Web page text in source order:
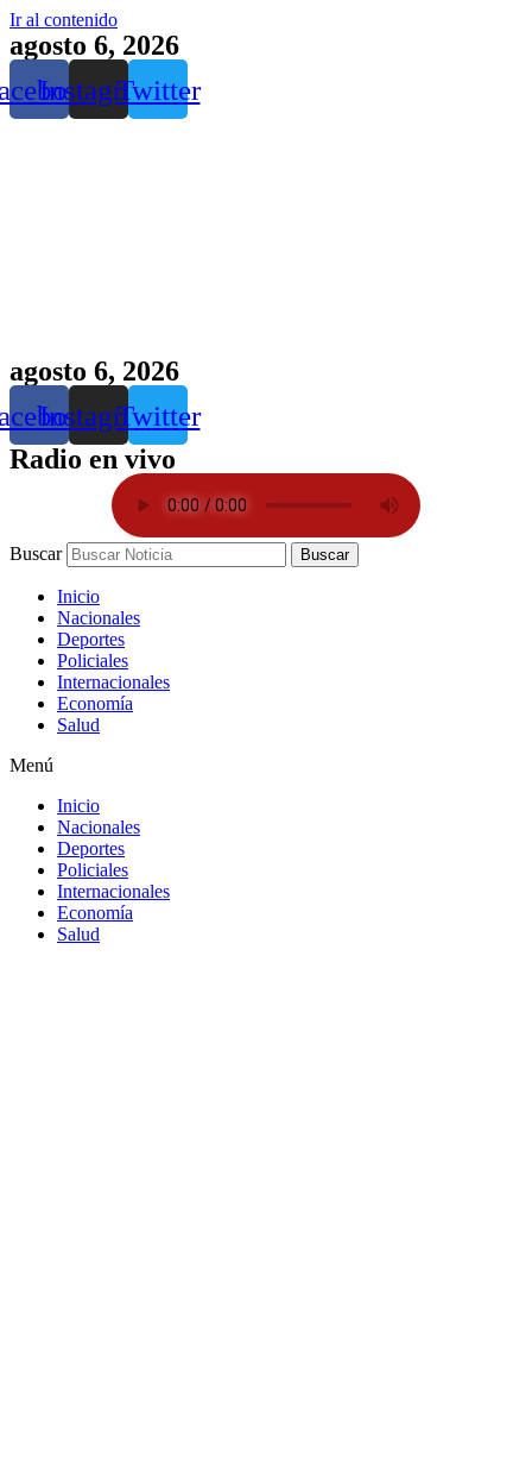
Ir al contenido
agosto 6, 2026
InstagramTwitter
agosto 6, 2026
InstagramTwitter
Radio en vivo
Buscar Buscar
Inicio
Nacionales
Deportes
Policiales
Internacionales
Economía
Salud
Menú
Inicio
Nacionales
Deportes
Policiales
Internacionales
Economía
Salud